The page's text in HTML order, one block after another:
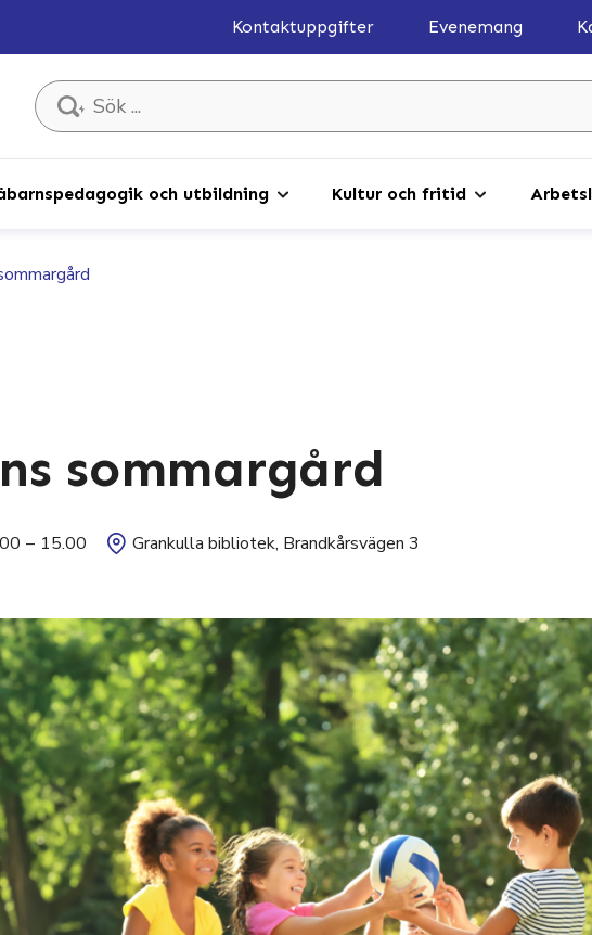
Kontaktuppgifter Evenemang
Sök ...
och utbildning Kultur och fritid
sommargård
– 15.00 Grankulla bibliotek, Brandkårsvägen 3